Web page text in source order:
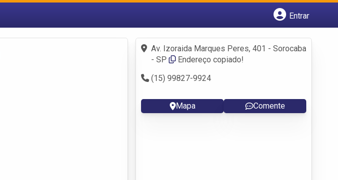
Entrar
Fazer login
Criar conta
Av. Izoraida Marques Peres, 401 - Sorocaba
- SP
Endereço copiado!
(15) 99827-9924
Mapa Comente